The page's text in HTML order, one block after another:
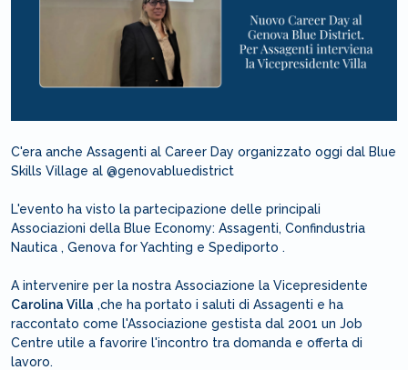
C'era anche Assagenti al Career Day organizzato oggi dal Blue
Skills Village al @genovabluedistrict
L'evento ha visto la partecipazione delle principali
Associazioni della Blue Economy: Assagenti, Confindustria
Nautica , Genova for Yachting e Spediporto .
A intervenire per la nostra Associazione la Vicepresidente
Carolina Villa ,che ha portato i saluti di Assagenti e ha
raccontato come l'Associazione gestista dal 2001 un Job
Centre utile a favorire l'incontro tra domanda e offerta di
lavoro.